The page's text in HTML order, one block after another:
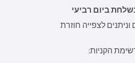
ביום רביעי
לצפייה חוזרת
הקניות: